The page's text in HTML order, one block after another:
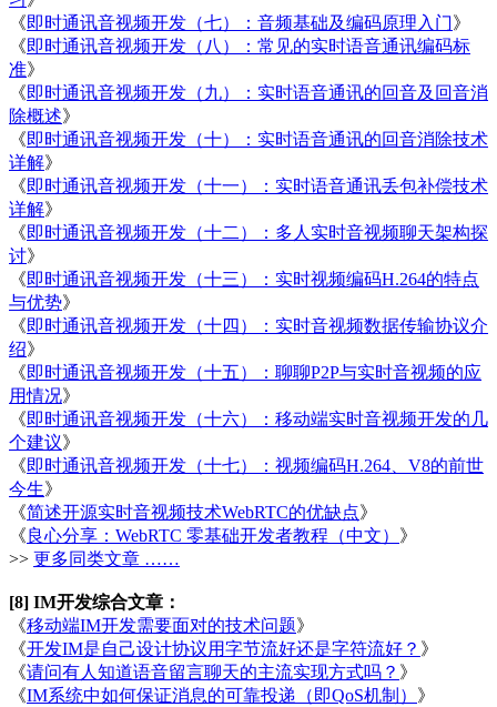
《即时通讯音视频开发（七）：音频基础及编码原理入门》
《即时通讯音视频开发（八）：常见的实时语音通讯编码标
准》
《即时通讯音视频开发（九）：实时语音通讯的回音及回音消
除概述》
《即时通讯音视频开发（十）：实时语音通讯的回音消除技术
详解》
《即时通讯音视频开发（十一）：实时语音通讯丢包补偿技术
详解》
《即时通讯音视频开发（十二）：多人实时音视频聊天架构探
讨》
《即时通讯音视频开发（十三）：实时视频编码H.264的特点
与优势》
《即时通讯音视频开发（十四）：实时音视频数据传输协议介
绍》
《即时通讯音视频开发（十五）：聊聊P2P与实时音视频的应
用情况》
《即时通讯音视频开发（十六）：移动端实时音视频开发的几
个建议》
《即时通讯音视频开发（十七）：视频编码H.264、V8的前世
今生》
《简述开源实时音视频技术WebRTC的优缺点》
《良心分享：WebRTC 零基础开发者教程（中文） 》
>> 更多同类文章 ……
[8] IM开发综合文章：
《移动端IM开发需要面对的技术问题》
《开发IM是自己设计协议用字节流好还是字符流好？ 》
《请问有人知道语音留言聊天的主流实现方式吗？ 》
《IM系统中如何保证消息的可靠投递（即QoS机制） 》